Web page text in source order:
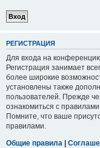
РЕГИСТРАЦИЯ
Для входа на
Регистрация занимает
более широкие
установлены также
пользователей. Прежде
ознакомиться с
Помните, что ваше
правилами.
Общие правила |